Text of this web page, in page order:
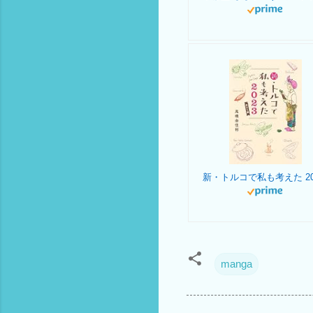
manga